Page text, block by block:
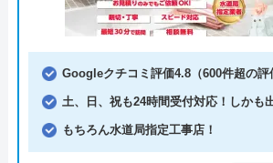
Googleクチコミ評価4.8（600件超の評
土、日、祝も24時間受付対応！しかも
もちろん水道局指定工事店！